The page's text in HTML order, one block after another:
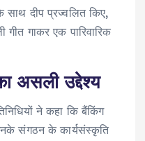
दीप प्रज्वलित किए,
गीत गाकर एक पारिवारिक
असली उद्देश्य
ने कहा कि बैंकिंग
संगठन के कार्यसंस्कृति